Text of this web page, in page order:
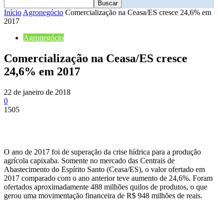
Início Agronegócio Comercialização na Ceasa/ES cresce 24,6% em
2017
Agronegócio
Comercialização na Ceasa/ES cresce
24,6% em 2017
22 de janeiro de 2018
0
1505
O ano de 2017 foi de superação da crise hídrica para a produção
agrícola capixaba. Somente no mercado das Centrais de
Abastecimento do Espírito Santo (Ceasa/ES), o valor ofertado em
2017 comparado com o ano anterior teve aumento de 24,6%. Foram
ofertados aproximadamente 488 milhões quilos de produtos, o que
gerou uma movimentação financeira de R$ 948 milhões de reais.